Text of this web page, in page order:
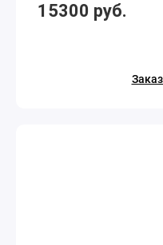
15300 руб.